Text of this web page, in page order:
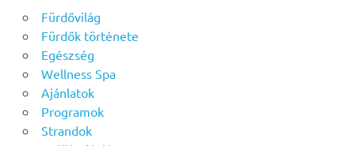
Fürdővilág
Fürdők története
Egészség
Wellness Spa
Ajánlatok
Programok
Strandok